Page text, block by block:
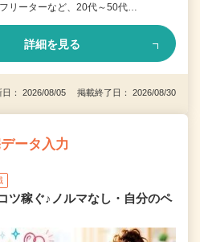
リーターなど、20代～50代…
詳細を見る
日： 2026/08/05 掲載終了日： 2026/08/30
ータ入力
ツ稼ぐ♪ノルマなし・自分のペ